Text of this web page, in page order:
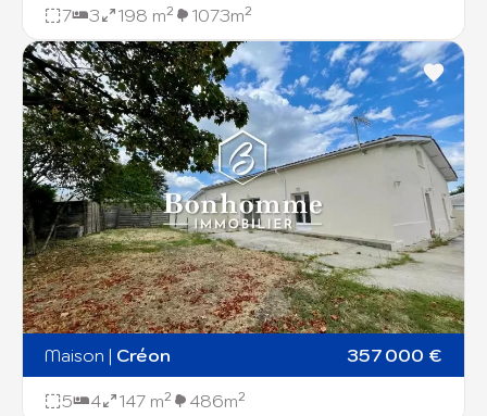
7 3 198 m² 1073m²
Maison | Créon 357 000 €
5 4 147 m² 486m²